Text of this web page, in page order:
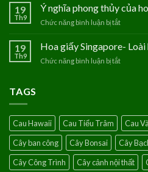
hoa
Thủy
phúc
với
19
Th9
Ý nghĩa phong thủy của
Chức năng bình luận bị tắt
nghĩa
19
Th9
Hoa giấy Singapore- Loài
Chức năng bình luận bị tắt
của
điềm
lành
TAGS
Cau Hawaii Cau Tiểu Trâm Cau
Cây ban công
Cây Bonsai Cây
Cây Công Trình
Cây cảnh nội thất